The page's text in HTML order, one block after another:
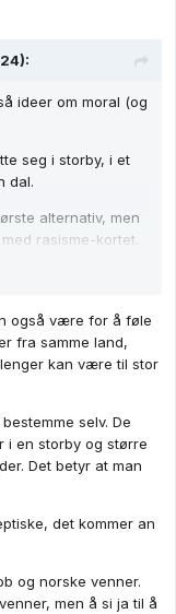
ideer om moral (og
seg i storby, i et
dal.
alternativ, men
rasisme-kortet.
bli med og
også være for å føle
fra samme land,
kan være til stor
selv. De
i en storby og større
Det betyr at man
det kommer an
og norske venner.
men å si ja til å